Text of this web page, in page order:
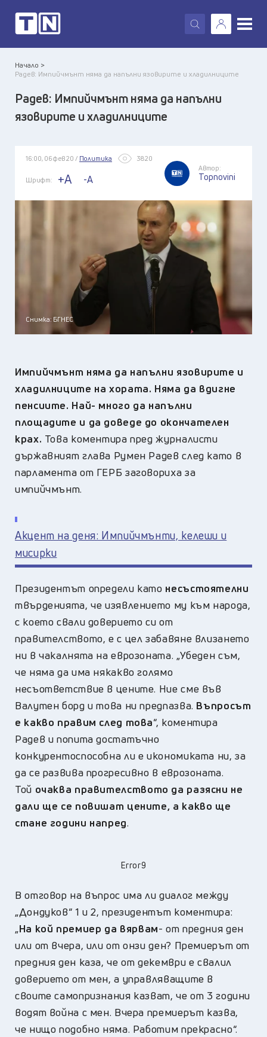
X
Начало >
Радев: Импийчмънт няма да напълни язовирите и хладилниците
Радев: Импийчмънт няма да напълни
язовирите и хладилниците
16:00, 06 фев 20 / Политика 3820
Шрифт: +A -A
Автор:
Topnovini
Снимка: БГНЕС
Импийчмънт няма да напълни язовирите и
хладилниците на хората. Няма да вдигне
пенсиите. Най- много да напълни
площадите и да доведе до окончателен
крах. Това коментира пред журналисти
държавният глава Румен Радев след като в
парламента от ГЕРБ заговориха за
импийчмънт.
Акцент на деня: Импийчмънти, келеши и
мисирки
Президентът определи като несъстоятелни
твърденията, че изявлението му към народа,
с което свали доверието си от
правителството, е с цел забавяне влизането
ни в чакалнята на еврозоната. „Убеден съм,
че няма да има някакво голямо
несъответствие в цените. Ние сме във
Валутен борд и това ни предпазва. Въпросът
е какво правим след това“, коментира
Радев и попита достатъчно
конкурентоспособна ли е икономиката ни, за
да се развива прогресивно в еврозоната.
Той очаква правителството да разясни не
дали ще се повишат цените, а какво ще
стане години напред.
Error9
В отговор на въпрос има ли диалог между
„Дондуков“ 1 и 2, президентът коментира:
„На кой премиер да вярвам- от предния ден
или от вчера, или от онзи ден? Премиерът от
предния ден каза, че от декември е свалил
доверието от мен, а управляващите в
своите самопризнания казват, че от 3 години
водят война с мен. Вчера премиерът казва,
че нищо подобно няма. Работим прекрасно“.